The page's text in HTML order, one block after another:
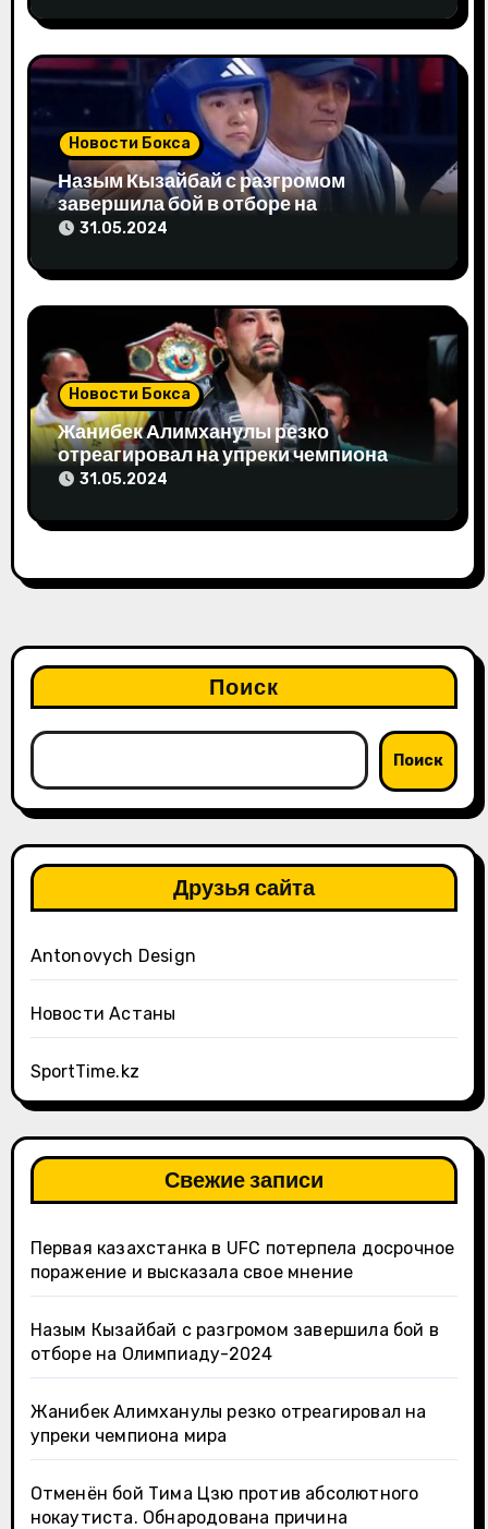
п
и
с
м
Новости Бокса
Назым Кызайбай с разгромом
завершила бой в отборе на
Олимпиаду-2024
31.05.2024
Новости Бокса
Жанибек Алимханулы резко
отреагировал на упреки чемпиона
мира
31.05.2024
Поиск
Поиск
Друзья сайта
Antonovych Design
Новости Астаны
SportTime.kz
Свежие записи
Первая казахстанка в UFC потерпела досрочное
поражение и высказала свое мнение
Назым Кызайбай с разгромом завершила бой в
отборе на Олимпиаду-2024
Жанибек Алимханулы резко отреагировал на
упреки чемпиона мира
Отменён бой Тима Цзю против абсолютного
нокаутиста. Обнародована причина